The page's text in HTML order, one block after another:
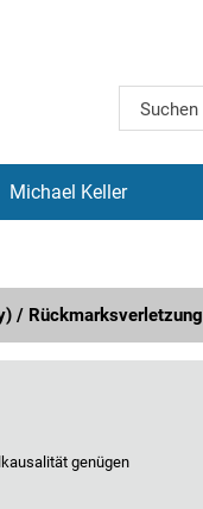
Michael Keller
/ Rückmarksverletzung
genügen